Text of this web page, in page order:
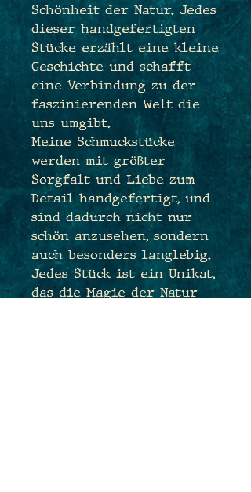
Schönheit der Natur. Jedes
dieser handgefertigten
Stücke erzählt eine kleine
Geschichte und schafft
eine Verbindung zu der
faszinierenden Welt die
uns umgibt.
Meine Schmuckstücke
werden mit größter
Sorgfalt und Liebe zum
Detail handgefertigt, und
sind dadurch nicht nur
schön anzusehen, sondern
auch besonders langlebig.
Jedes Stück ist ein Unikat,
das die Magie der Natur